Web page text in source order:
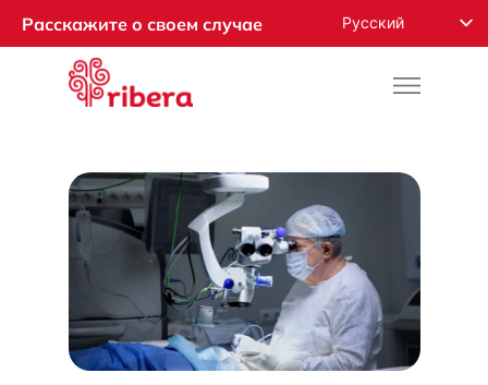
Расскажите о своем случае Русский
Español
Română
Norsk